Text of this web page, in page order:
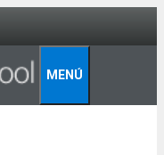
MENÚ